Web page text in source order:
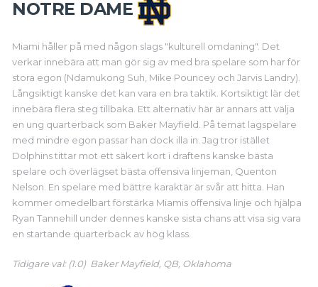
NOTRE DAME
Miami håller på med någon slags "kulturell omdaning". Det
verkar innebära att man gör sig av med bra spelare som har för
stora egon (Ndamukong Suh, Mike Pouncey och Jarvis Landry).
Långsiktigt kanske det kan vara en bra taktik. Kortsiktigt lär det
innebära flera steg tillbaka. Ett alternativ här är annars att välja
en ung quarterback som Baker Mayfield. På temat lagspelare
med mindre egon passar han dock illa in. Jag tror istället
Dolphins tittar mot ett säkert kort i draftens kanske bästa
spelare och överlägset bästa offensiva linjeman, Quenton
Nelson. En spelare med bättre karaktär är svår att hitta. Han
kommer omedelbart förstärka Miamis offensiva linje och hjälpa
Ryan Tannehill under dennes kanske sista chans att visa sig vara
en startande quarterback av hög klass.
Tidigare val: (1.0) Baker Mayfield, QB, Oklahoma